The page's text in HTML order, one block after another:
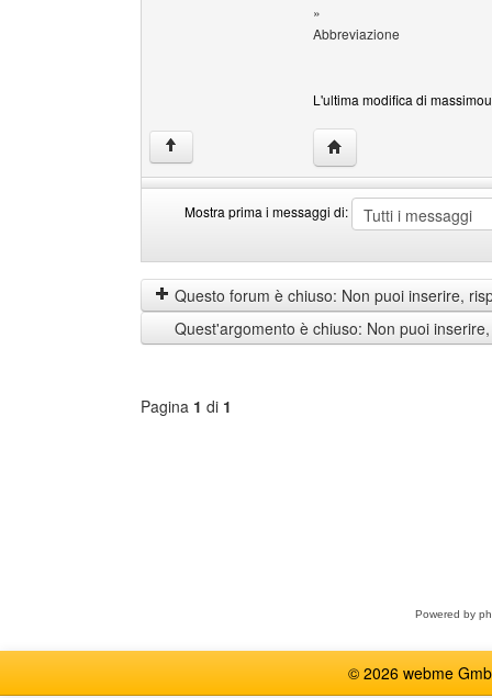
»
Abbreviazione
L'ultima modifica di
↑ HomePage:
Mostra prima i messaggi di:
prima
i
messaggi
di
by
Questo forum è chiuso: Non puoi inserire,
Quest'argomento è chiuso: Non puoi
Pagina 1 di 1
Powered by
© 2026 webme